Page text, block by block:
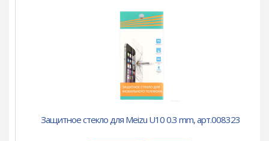
Защитное стекло для Meizu U10 0.3 mm, арт.008323